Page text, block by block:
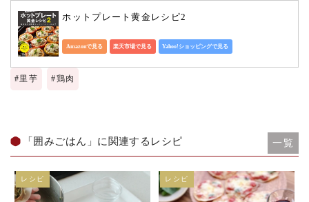
ホットプレート黄金レシピ2
Amazonで見る 楽天市場で見る Yahoo!ショッピングで見る
#里芋 #鶏肉
「囲みごはん」に関連するレシピ 一覧
レシピ レシピ